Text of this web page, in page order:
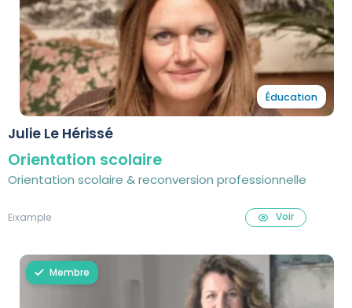
Éducation
Julie Le Hérissé
Orientation scolaire
Orientation scolaire & reconversion professionnelle
Eixample Voir
Membre